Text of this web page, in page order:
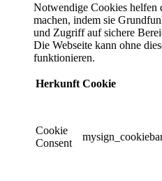
Notwendige Cookies helfen
machen, indem sie
und Zugriff auf sichere
Die Webseite kann ohne
funktionieren.
Herkunft Cookie
Cookie
Consent